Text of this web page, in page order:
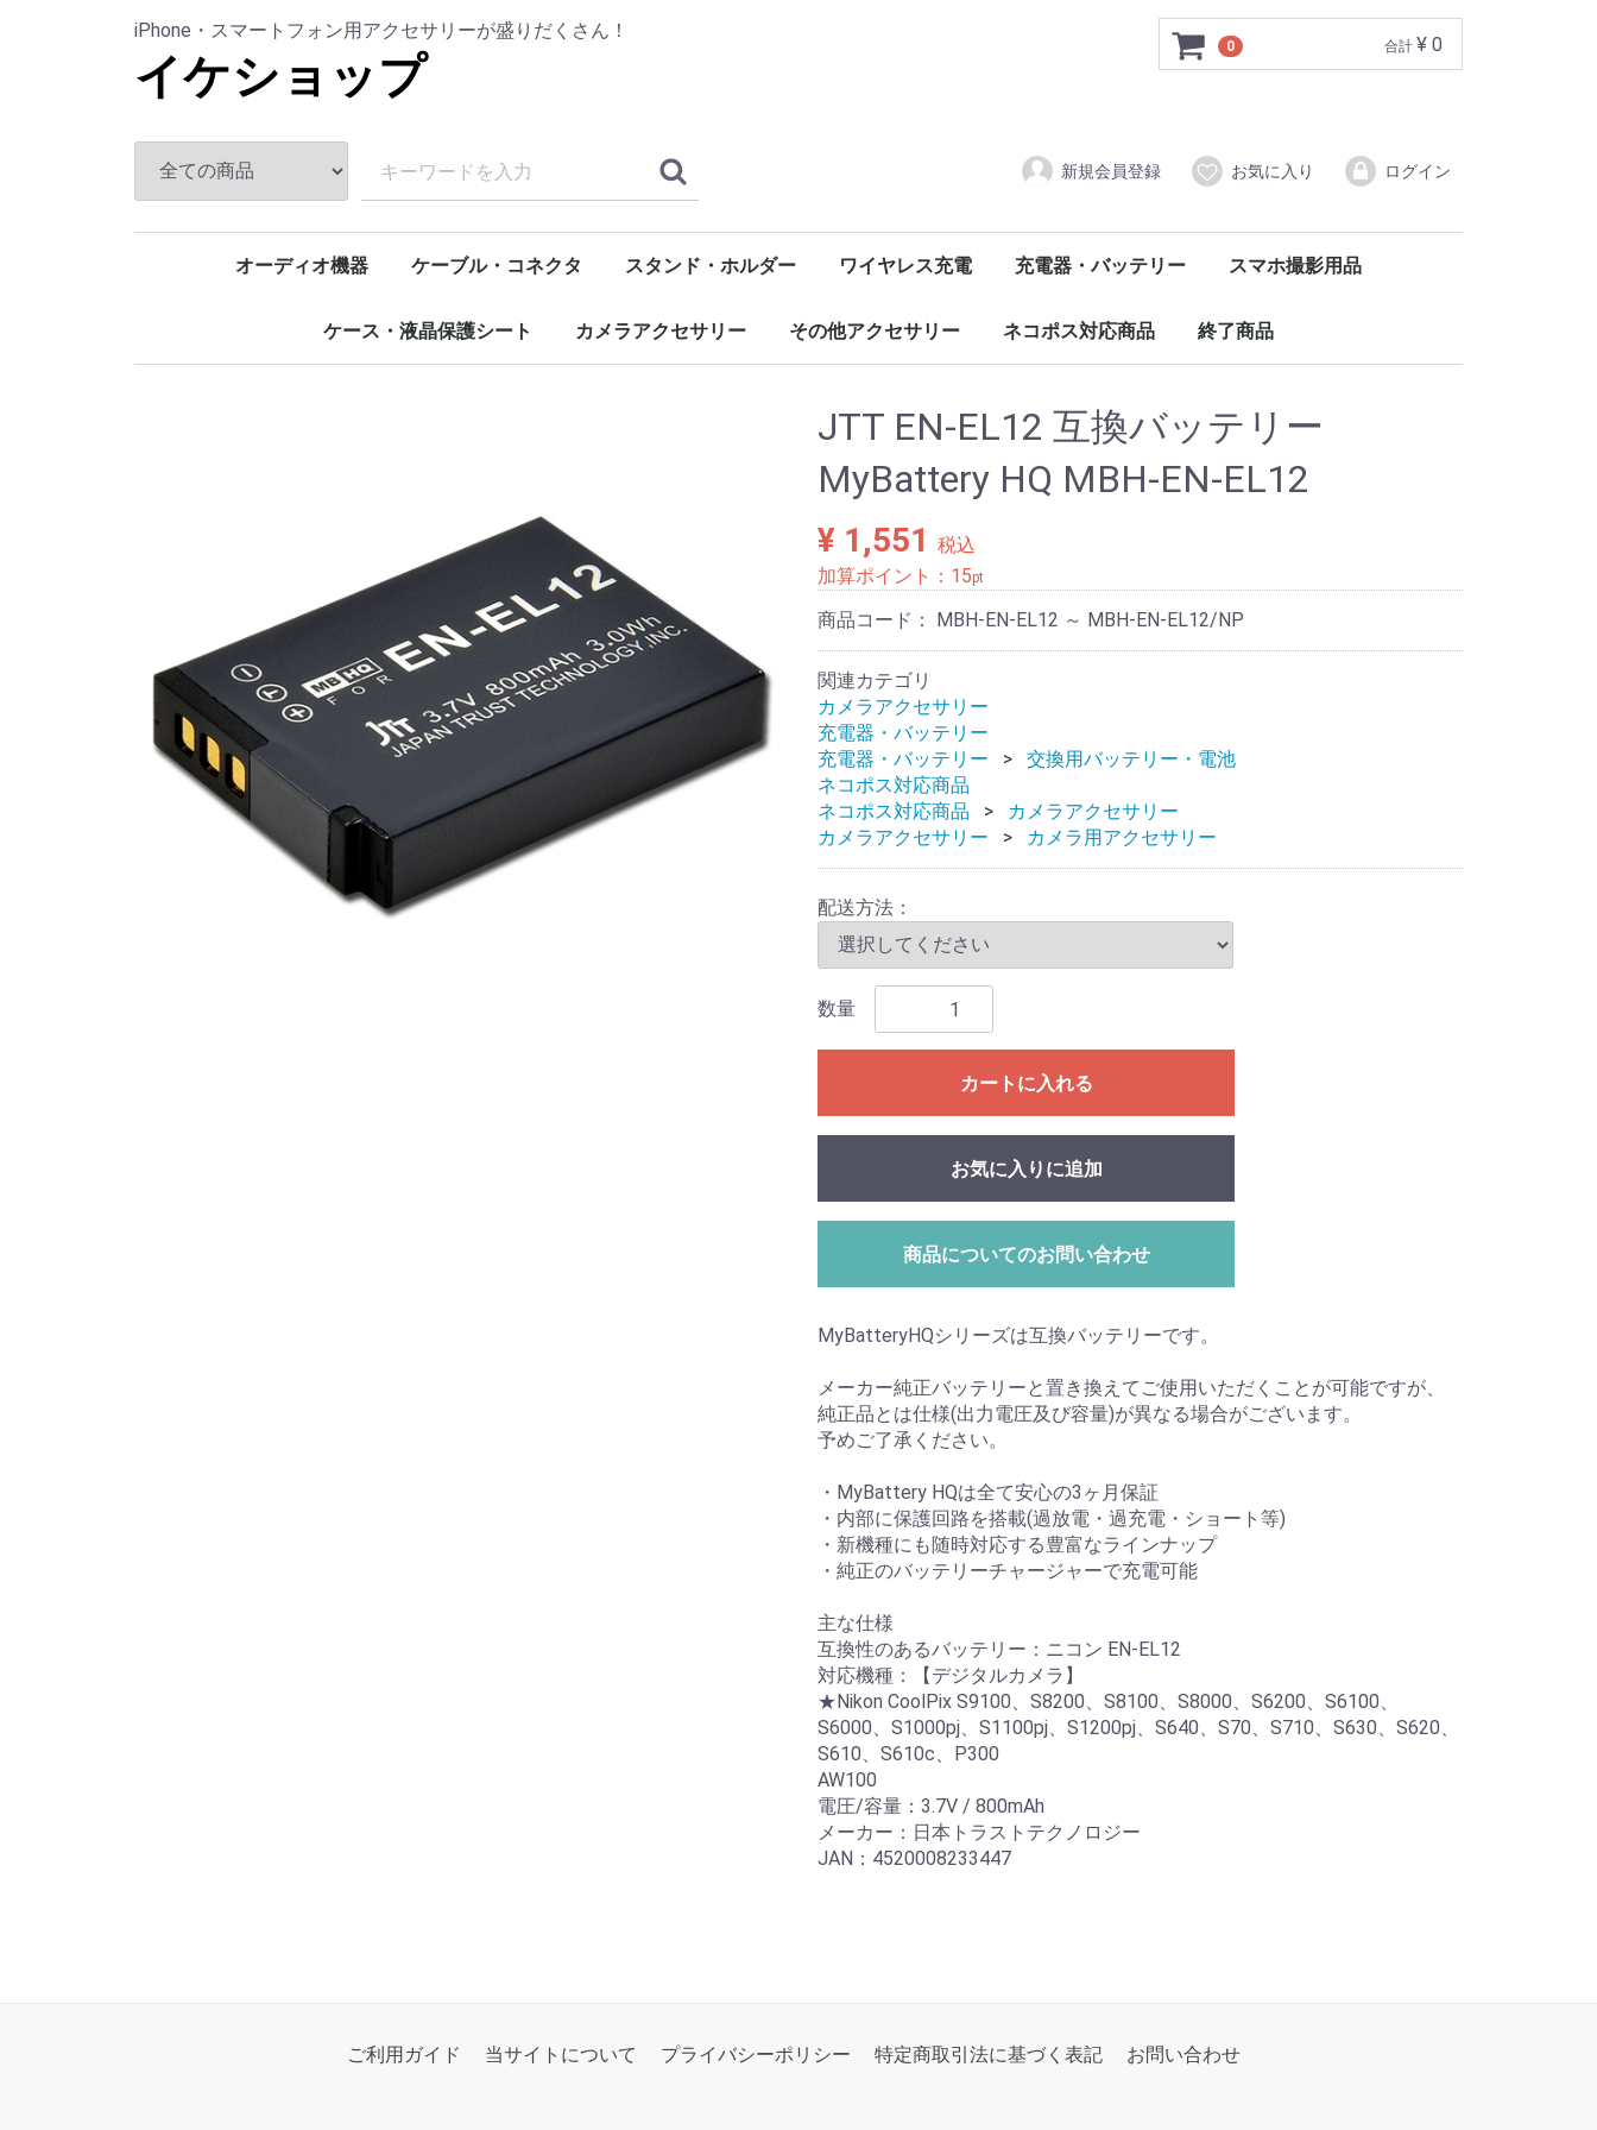
iPhone・スマートフォン用アクセサリーが盛りだくさん！
イケショップ
0 合計 ¥ 0
新規会員登録 お気に入り ログイン
オーディオ機器
イヤホン・ヘッドホン
ケーブル・コネクタ
マルチケーブル
Type-C (USB-C)
Lightning
microUSB
映像出力用
LAN
USBハブ・延長
変換アダプタ
スタンド・ホルダー ワイヤレス充電
レシーバー
デッキ
充電器・バッテリー
モバイルバッテリー
ACアダプタータイプ
車載用（DC12V）
充電クレードル
交換用バッテリー・電池
関連アクセサリー
スマホ撮影用品
クリップ・クランプ
スマホ三脚
ボディマウント
その他マウント
撮影用ライト
ケース・液晶保護シート カメラアクセサリー その他アクセサリー ネコポス対応商品 終了商品
JTT EN-EL12 互換バッテリー
MyBattery HQ MBH-EN-EL12
¥ 1,551
税込
加算ポイント： 15pt
商品コード： MBH-EN-EL12 ～ MBH-EN-EL12/NP
関連カテゴリ
カメラアクセサリー
充電器・バッテリー
充電器・バッテリー
交換用バッテリー・電池
ネコポス対応商品
ネコポス対応商品
カメラアクセサリー
カメラアクセサリー
カメラ用アクセサリー
配送方法：
数量
カートに入れる
お気に入りに追加
商品についてのお問い合わせ
MyBatteryHQシリーズは互換バッテリーです。
メーカー純正バッテリーと置き換えてご使用いただくことが可能ですが、
純正品とは仕様(出力電圧及び容量)が異なる場合がございます。
予めご了承ください。
・MyBattery HQは全て安心の3ヶ月保証
・内部に保護回路を搭載(過放電・過充電・ショート等)
・新機種にも随時対応する豊富なラインナップ
・純正のバッテリーチャージャーで充電可能
主な仕様
互換性のあるバッテリー：ニコン EN-EL12
対応機種：【デジタルカメラ】
★Nikon CoolPix S9100、S8200、S8100、S8000、S6200、S6100、
S6000、S1000pj、S1100pj、S1200pj、S640、S70、S710、S630、S620、
S610、S610c、P300
AW100
電圧/容量：3.7V / 800mAh
メーカー：日本トラストテクノロジー
JAN：4520008233447
ご利用ガイド 当サイトについて プライバシーポリシー 特定商取引法に基づく表記 お問い合わせ